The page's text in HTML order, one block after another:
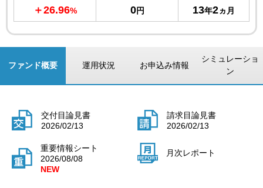
＋26.96% 0円 13年2ヵ月
ファンド概要 運用状況 お申込み情報
シミュレーショ
ン
交付目論見書
2026/02/13
請求目論見書
2026/02/13
重要情報シート
2026/08/08
月次レポート